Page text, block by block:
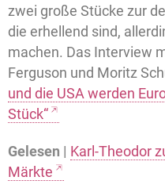
zwei große Stücke zur
die erhellend sind,
machen. Das Interview
Ferguson und Moritz
und die USA werden
Stück“
Gelesen | Karl-Theodor
Märkte